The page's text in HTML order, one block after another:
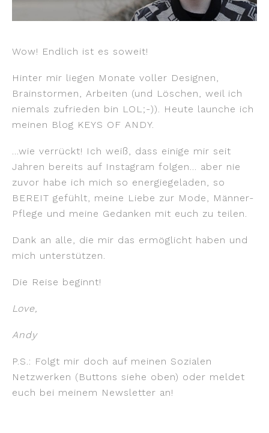
Wow! Endlich ist es soweit!
Hinter mir liegen Monate voller Designen,
Brainstormen, Arbeiten (und Löschen, weil ich
niemals zufrieden bin LOL;-)). Heute launche ich
meinen Blog KEYS OF ANDY.
…wie verrückt! Ich weiß, dass einige mir seit
Jahren bereits auf Instagram folgen… aber nie
zuvor habe ich mich so energiegeladen, so
BEREIT gefühlt, meine Liebe zur Mode, Männer-
Pflege und meine Gedanken mit euch zu teilen.
Dank an alle, die mir das ermöglicht haben und
mich unterstützen.
Die Reise beginnt!
Love,
Andy
P.S.: Folgt mir doch auf meinen Sozialen
Netzwerken (Buttons siehe oben) oder meldet
euch bei meinem Newsletter an!